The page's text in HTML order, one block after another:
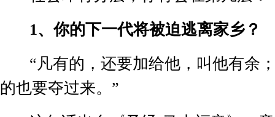
1、你的下一代将被迫逃离家乡？
“凡有的，还要加给他，叫他有余
的也要夺过来。”